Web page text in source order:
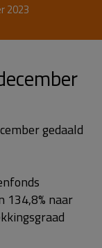
2023
gedaald
134,8% naar